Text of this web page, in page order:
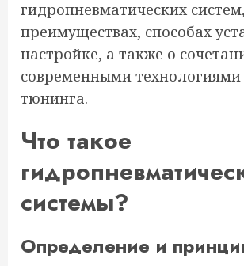
гидропневматических
преимуществах, способах
настройке, а также о
современными
тюнинга.
Что такое
системы?
Определение и